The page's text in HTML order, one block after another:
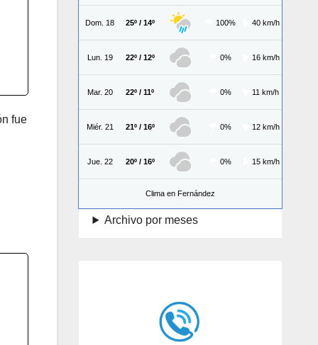
fue
Dom. 18 25º / 14º 100% 40 km/h
Lun. 19 22º / 12º 0% 16 km/h
Mar. 20 22º / 11º 0% 11 km/h
Miér. 21 21º / 16º 0% 12 km/h
Jue. 22 20º / 16º 0% 15 km/h
Clima en Fernández
Archivo por meses